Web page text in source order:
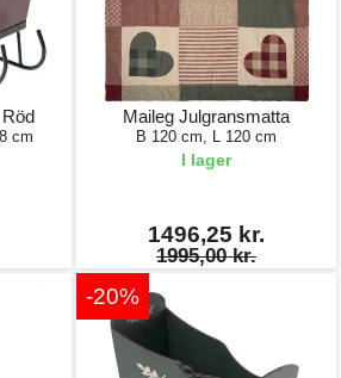
cm
Maileg Julgransmatta
B 120 cm, L 120 cm
I lager
1496,25 kr.
1995,00 kr.
-20%